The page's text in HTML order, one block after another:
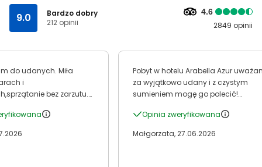
9.0
Bardzo dobry
212 opinii
4.6
2849 opinii
do udanych. Miła
i
bez zarzutu.
chodzić wcześnie
Pobyt w hotelu Arabella Azur
za wyjątkowo udany i z czystym
sumieniem mogę go polecić!
jest obsługa. Recepcja działa w
profesjonalnie, a pracownicy są
niezwykle sympatyczni, cierpliwi i
Opinia zweryfikowana
Małgorzata, 27.06.2026